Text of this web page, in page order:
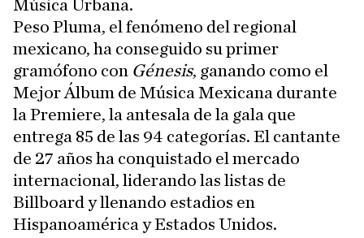
Música Urbana.
Peso Pluma, el fenómeno del regional
mexicano, ha conseguido su primer
gramófono con Génesis, ganando como el
Mejor Álbum de Música Mexicana durante
la Premiere, la antesala de la gala que
entrega 85 de las 94 categorías. El cantante
de 27 años ha conquistado el mercado
internacional, liderando las listas de
Billboard y llenando estadios en
Hispanoamérica y Estados Unidos.